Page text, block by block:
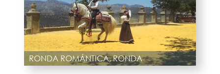
RONDA ROMÁNTICA, RONDA